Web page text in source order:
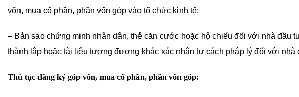
vốn, mua cổ phần, phần vốn góp vào tổ chức kinh tế;
– Bản sao chứng minh nhân dân, thẻ căn cước hoặc hộ chiếu đối với nhà đầu
thành lập hoặc tài liệu tương đương khác xác nhận tư cách pháp lý đối với nhà
Thủ tục đăng ký góp vốn, mua cổ phần, phần vốn góp: